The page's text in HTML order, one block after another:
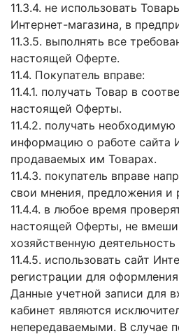
11.3.4. не использовать
Интернет-магазина, в
11.3.5. выполнять все
настоящей Оферте.
11.4. Покупатель вправе:
11.4.1. получать Товар в
настоящей Оферты.
11.4.2. получать
информацию о работе сайта
продаваемых им Товарах.
11.4.3. покупатель вправе
свои мнения, предложения и
11.4.4. в любое время
настоящей Оферты, не
хозяйственную
11.4.5. использовать сайт
регистрации для
Данные учетной записи для
кабинет являются
непередаваемыми. В случае